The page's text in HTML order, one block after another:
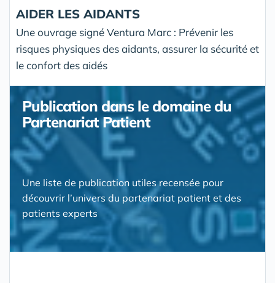
AIDER LES AIDANTS
Une ouvrage signé Ventura Marc : Prévenir les
risques physiques des aidants, assurer la sécurité et
le confort des aidés
Publication dans le domaine du
Partenariat Patient
Une liste de publication utiles recensée pour
découvrir l’univers du partenariat patient et des
patients experts